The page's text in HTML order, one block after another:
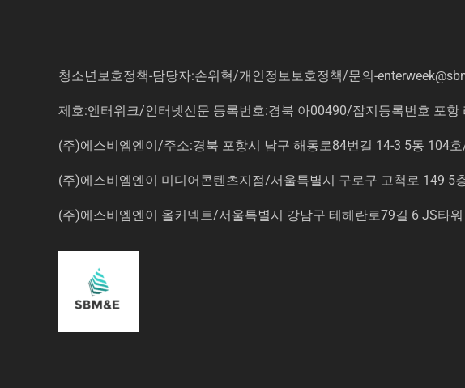
청소년보호정책-담당자:손위혁/개인정보보호정책/문의 -
제호:엔터위크/인터넷신문 등록번호:경북 아00490/잡지등록번호 포
(주)에스비엠엔이/주소:경북 포항시 남구 해동로84번길 14-3 5동 104
(주)에스비엠엔이 미디어콘텐츠지점/서울특별시 구로구 고척로 149 5
(주)에스비엠엔이 올커넥트/서울특별시 강남구 테헤란로79길 6 JS타